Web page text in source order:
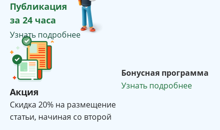
Публикация
за 24 часа
Узнать подробнее
Акция
Cкидка 20% на размещение
статьи, начиная со второй
Бонусная программа
Узнать подробнее